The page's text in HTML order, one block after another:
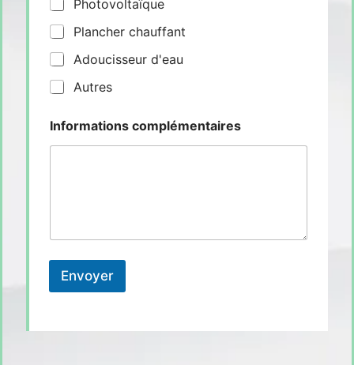
Photovoltaïque
Plancher chauffant
Adoucisseur d'eau
Autres
Informations complémentaires
Envoyer